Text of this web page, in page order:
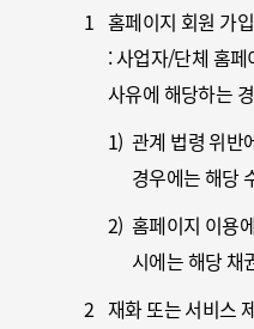
개인정보를 처리
마케팅 및 광고에
정보 전달 , 인구
및 광고 게재, 접
이용에 대한 통계
1 홈페이지 회원 가
: 사업자/단체 홈
사유에 해당하는
1) 관계 법령 위반
경우에는 해당
2) 홈페이지 이용
시에는 해당 채
2 재화 또는 서비스